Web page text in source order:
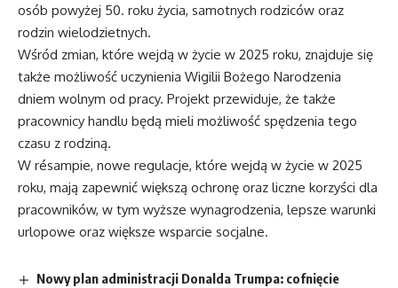
osób powyżej 50. roku życia, samotnych rodziców oraz
rodzin wielodzietnych.
Wśród zmian, które wejdą w życie w 2025 roku, znajduje się
także możliwość uczynienia Wigilii Bożego Narodzenia
dniem wolnym od pracy. Projekt przewiduje, że także
pracownicy handlu będą mieli możliwość spędzenia tego
czasu z rodziną.
W résampie, nowe regulacje, które wejdą w życie w 2025
roku, mają zapewnić większą ochronę oraz liczne korzyści dla
pracowników, w tym wyższe wynagrodzenia, lepsze warunki
urlopowe oraz większe wsparcie socjalne.
Nowy plan administracji Donalda Trumpa: cofnięcie